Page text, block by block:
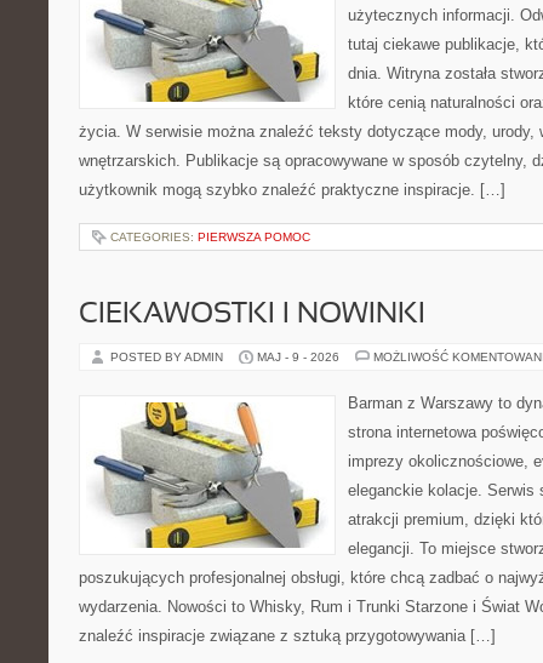
użytecznych informacji.
tutaj ciekawe publikacje,
dnia. Witryna została
które cenią naturalności
życia. W serwisie można znaleźć teksty dotyczące mody, urody,
wnętrzarskich. Publikacje są opracowywane w sposób czytelny,
użytkownik mogą szybko znaleźć praktyczne inspiracje. […]
CATEGORIES: PIERWSZA POMOC
CIEKAWOSTKI I NOWINKI
POSTED BY ADMIN MAJ - 9 - 2026 MOŻLIWOŚĆ
Barman z Warszawy to
strona internetowa
imprezy okolicznościowe,
eleganckie kolacje. Serwis
atrakcji premium, dzięki
elegancji. To miejsce
poszukujących profesjonalnej obsługi, które chcą zadbać o
wydarzenia. Nowości to Whisky, Rum i Trunki Starzone i Świat
znaleźć inspiracje związane z sztuką przygotowywania […]